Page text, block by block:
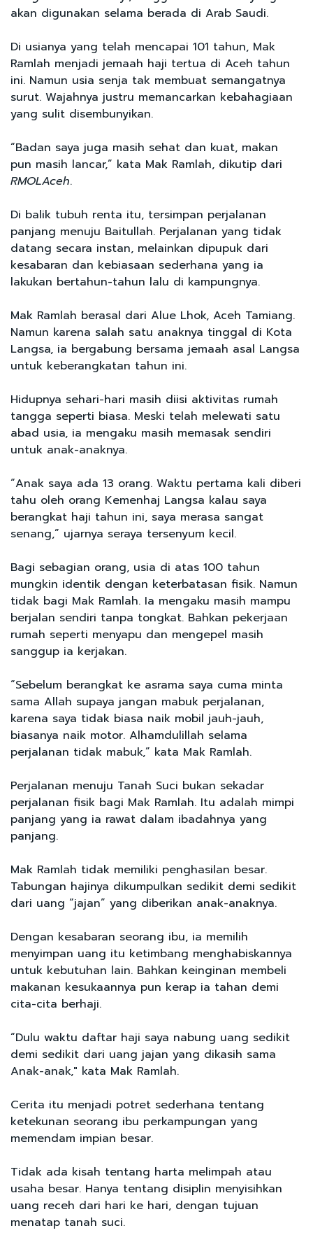
akan digunakan selama berada di Arab Saudi.
Di usianya yang telah mencapai 101 tahun, Mak
Ramlah menjadi jemaah haji tertua di Aceh tahun
ini. Namun usia senja tak membuat semangatnya
surut. Wajahnya justru memancarkan kebahagiaan
yang sulit disembunyikan.
“Badan saya juga masih sehat dan kuat, makan
pun masih lancar,” kata Mak Ramlah, dikutip dari
RMOLAceh.
Di balik tubuh renta itu, tersimpan perjalanan
panjang menuju Baitullah. Perjalanan yang tidak
datang secara instan, melainkan dipupuk dari
kesabaran dan kebiasaan sederhana yang ia
lakukan bertahun-tahun lalu di kampungnya.
Mak Ramlah berasal dari Alue Lhok, Aceh Tamiang.
Namun karena salah satu anaknya tinggal di Kota
Langsa, ia bergabung bersama jemaah asal Langsa
untuk keberangkatan tahun ini.
Hidupnya sehari-hari masih diisi aktivitas rumah
tangga seperti biasa. Meski telah melewati satu
abad usia, ia mengaku masih memasak sendiri
untuk anak-anaknya.
“Anak saya ada 13 orang. Waktu pertama kali diberi
tahu oleh orang Kemenhaj Langsa kalau saya
berangkat haji tahun ini, saya merasa sangat
senang,” ujarnya seraya tersenyum kecil.
Bagi sebagian orang, usia di atas 100 tahun
mungkin identik dengan keterbatasan fisik. Namun
tidak bagi Mak Ramlah. Ia mengaku masih mampu
berjalan sendiri tanpa tongkat. Bahkan pekerjaan
rumah seperti menyapu dan mengepel masih
sanggup ia kerjakan.
“Sebelum berangkat ke asrama saya cuma minta
sama Allah supaya jangan mabuk perjalanan,
karena saya tidak biasa naik mobil jauh-jauh,
biasanya naik motor. Alhamdulillah selama
perjalanan tidak mabuk,” kata Mak Ramlah.
Perjalanan menuju Tanah Suci bukan sekadar
perjalanan fisik bagi Mak Ramlah. Itu adalah mimpi
panjang yang ia rawat dalam ibadahnya yang
panjang.
Mak Ramlah tidak memiliki penghasilan besar.
Tabungan hajinya dikumpulkan sedikit demi sedikit
dari uang “jajan” yang diberikan anak-anaknya.
Dengan kesabaran seorang ibu, ia memilih
menyimpan uang itu ketimbang menghabiskannya
untuk kebutuhan lain. Bahkan keinginan membeli
makanan kesukaannya pun kerap ia tahan demi
cita-cita berhaji.
“Dulu waktu daftar haji saya nabung uang sedikit
demi sedikit dari uang jajan yang dikasih sama
Anak-anak," kata Mak Ramlah.
Cerita itu menjadi potret sederhana tentang
ketekunan seorang ibu perkampungan yang
memendam impian besar.
Tidak ada kisah tentang harta melimpah atau
usaha besar. Hanya tentang disiplin menyisihkan
uang receh dari hari ke hari, dengan tujuan
menatap tanah suci.